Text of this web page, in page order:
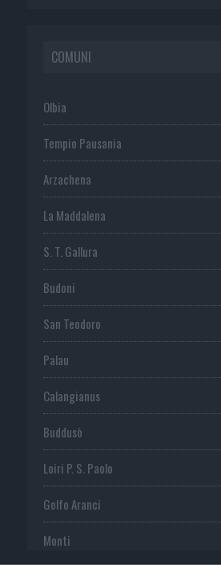
COMUNI
Olbia
Tempio Pausania
Arzachena
La Maddalena
S. T. Gallura
Budoni
San Teodoro
Palau
Calangianus
Buddusò
Loiri P. S. Paolo
Golfo Aranci
Monti